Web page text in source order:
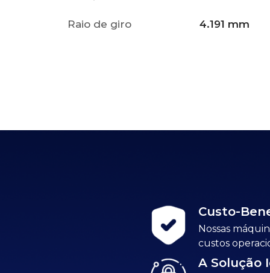
Raio de giro 4.191 mm
Custo-
Nossas
custos
A Solução